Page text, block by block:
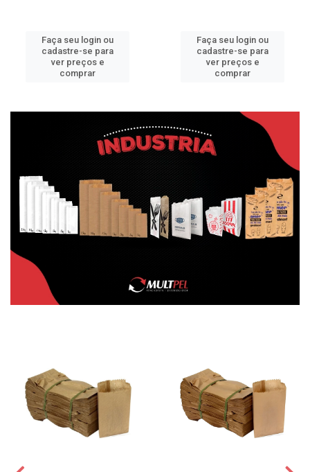
Faça seu login ou
cadastre-se para
ver preços e
comprar
Faça seu login ou
cadastre-se para
ver preços e
comprar